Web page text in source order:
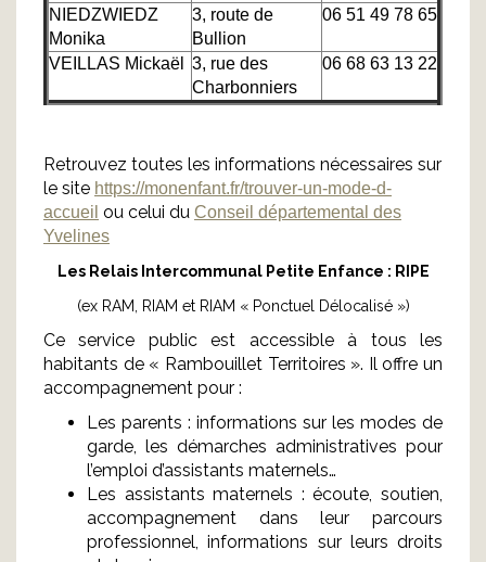
NIEDZWIEDZ
Monika
3, route de
Bullion
06 51 49 78 65
VEILLAS Mickaël
3, rue des
Charbonniers
06 68 63 13 22
Retrouvez toutes les informations nécessaires sur
le site https://monenfant.fr/trouver-un-mode-d-
accueil ou celui du Conseil départemental des
Yvelines
Les Relais Intercommunal Petite Enfance : RIPE
(ex RAM, RIAM et RIAM « Ponctuel Délocalisé »)
Ce service public est accessible à tous les
habitants de « Rambouillet Territoires ». Il offre un
accompagnement pour :
Les parents : informations sur les modes de
garde, les démarches administratives pour
l’emploi d’assistants maternels…
Les assistants maternels : écoute, soutien,
accompagnement dans leur parcours
professionnel, informations sur leurs droits